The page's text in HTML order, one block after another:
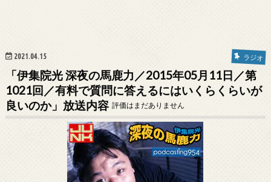
2021.04.15 ラジオ
「伊集院光 深夜の馬鹿力／2015年05月11日／第
1021回／有料で質問に答えるにはいくらくらいが
良いのか」放送内容 評価はまだありません